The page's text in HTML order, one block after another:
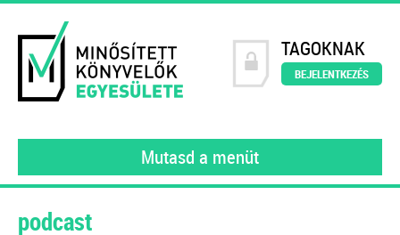
TAGOKNAK
BEJELENTKEZÉS
Mutasd a menüt
podcast